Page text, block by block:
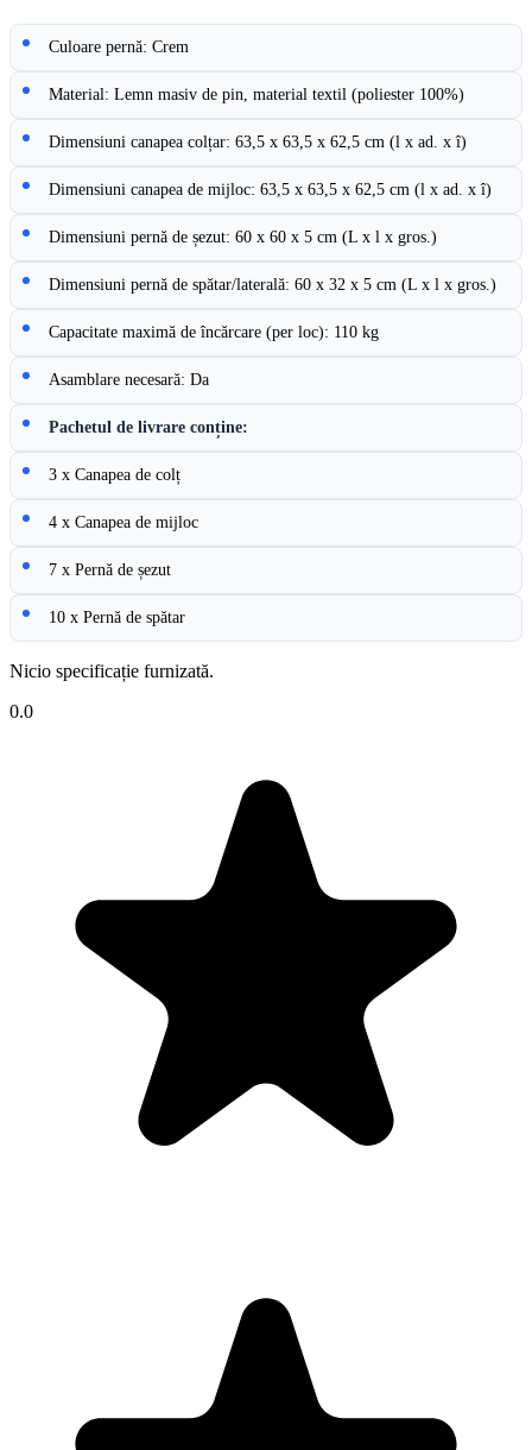
Culoare pernă: Crem
Material: Lemn masiv de pin, material textil (poliester 100%)
Dimensiuni canapea colțar: 63,5 x 63,5 x 62,5 cm (l x ad. x î)
Dimensiuni canapea de mijloc: 63,5 x 63,5 x 62,5 cm (l x ad. x î)
Dimensiuni pernă de șezut: 60 x 60 x 5 cm (L x l x gros.)
Dimensiuni pernă de spătar/laterală: 60 x 32 x 5 cm (L x l x gros.)
Capacitate maximă de încărcare (per loc): 110 kg
Asamblare necesară: Da
Pachetul de livrare conține:
3 x Canapea de colț
4 x Canapea de mijloc
7 x Pernă de șezut
10 x Pernă de spătar
Nicio specificație furnizată.
0.0